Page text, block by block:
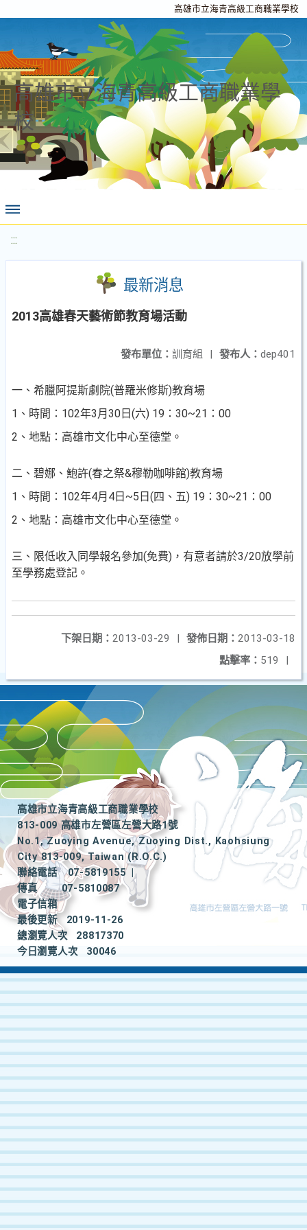
高雄市立海青高級工商職業學校
高雄市立海青高級工商職業學
校
:::
最新消息
2013高雄春天藝術節教育場活動
發布人： dep401
發布單位： 訓育組 |
一、希臘阿提斯劇院(普羅米修斯)教育場
1、時間：102年3月30日(六) 19：30~21：00
2、地點：高雄市文化中心至德堂。
二、碧娜、鮑許(春之祭&穆勒咖啡館)教育場
1、時間：102年4月4日~5日(四、五) 19：30~21：00
2、地點：高雄市文化中心至德堂。
三、限低收入同學報名參加(免費)，有意者請於3/20放學前
至學務處登記。
發佈日期： 2013-03-18
下架日期： 2013-03-29
|
點擊率： 519 |
高雄市立海青高級工商職業學校
813-009 高雄市左營區左營大路1號
No.1, Zuoying Avenue, Zuoying Dist., Kaohsiung
City 813-009, Taiwan (R.O.C.)
聯絡電話
07-5819155
|
傳真
07-5810087
電子信箱
最後更新
2019-11-26
總瀏覽人次
28817370
今日瀏覽人次
30046